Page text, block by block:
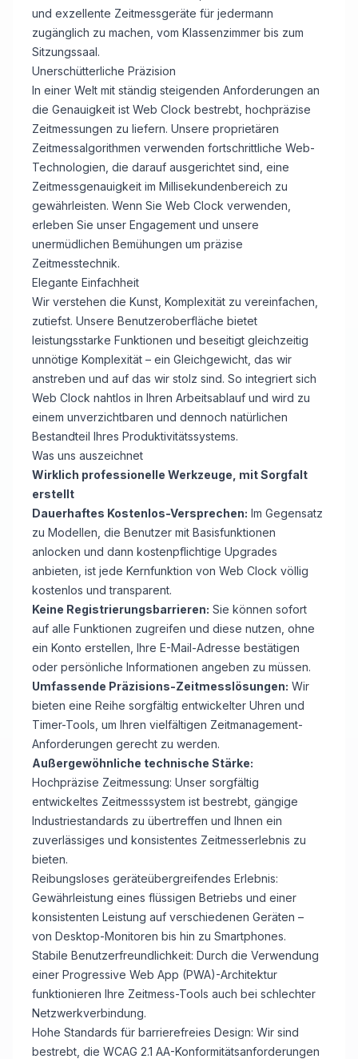
und exzellente Zeitmessgeräte für jedermann
zugänglich zu machen, vom Klassenzimmer bis zum
Sitzungssaal.
Unerschütterliche Präzision
In einer Welt mit ständig steigenden Anforderungen an
die Genauigkeit ist Web Clock bestrebt, hochpräzise
Zeitmessungen zu liefern. Unsere proprietären
Zeitmessalgorithmen verwenden fortschrittliche Web-
Technologien, die darauf ausgerichtet sind, eine
Zeitmessgenauigkeit im Millisekundenbereich zu
gewährleisten. Wenn Sie Web Clock verwenden,
erleben Sie unser Engagement und unsere
unermüdlichen Bemühungen um präzise
Zeitmesstechnik.
Elegante Einfachheit
Wir verstehen die Kunst, Komplexität zu vereinfachen,
zutiefst. Unsere Benutzeroberfläche bietet
leistungsstarke Funktionen und beseitigt gleichzeitig
unnötige Komplexität – ein Gleichgewicht, das wir
anstreben und auf das wir stolz sind. So integriert sich
Web Clock nahtlos in Ihren Arbeitsablauf und wird zu
einem unverzichtbaren und dennoch natürlichen
Bestandteil Ihres Produktivitätssystems.
Was uns auszeichnet
Wirklich professionelle Werkzeuge, mit Sorgfalt
erstellt
Dauerhaftes Kostenlos-Versprechen: Im Gegensatz
zu Modellen, die Benutzer mit Basisfunktionen
anlocken und dann kostenpflichtige Upgrades
anbieten, ist jede Kernfunktion von Web Clock völlig
kostenlos und transparent.
Keine Registrierungsbarrieren: Sie können sofort
auf alle Funktionen zugreifen und diese nutzen, ohne
ein Konto erstellen, Ihre E-Mail-Adresse bestätigen
oder persönliche Informationen angeben zu müssen.
Umfassende Präzisions-Zeitmesslösungen: Wir
bieten eine Reihe sorgfältig entwickelter Uhren und
Timer-Tools, um Ihren vielfältigen Zeitmanagement-
Anforderungen gerecht zu werden.
Außergewöhnliche technische Stärke:
Hochpräzise Zeitmessung: Unser sorgfältig
entwickeltes Zeitmesssystem ist bestrebt, gängige
Industriestandards zu übertreffen und Ihnen ein
zuverlässiges und konsistentes Zeitmesserlebnis zu
bieten.
Reibungsloses geräteübergreifendes Erlebnis:
Gewährleistung eines flüssigen Betriebs und einer
konsistenten Leistung auf verschiedenen Geräten –
von Desktop-Monitoren bis hin zu Smartphones.
Stabile Benutzerfreundlichkeit: Durch die Verwendung
einer Progressive Web App (PWA)-Architektur
funktionieren Ihre Zeitmess-Tools auch bei schlechter
Netzwerkverbindung.
Hohe Standards für barrierefreies Design: Wir sind
bestrebt, die WCAG 2.1 AA-Konformitätsanforderungen